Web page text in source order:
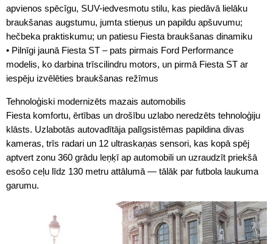
apvienos spēcīgu, SUV-iedvesmotu stilu, kas piedāvā lielāku
braukšanas augstumu, jumta stieņus un papildu apšuvumu;
hečbeka praktiskumu; un patiesu Fiesta braukšanas dinamiku
• Pilnīgi jaunā Fiesta ST – pats pirmais Ford Performance
modelis, ko darbina trīscilindru motors, un pirmā Fiesta ST ar
iespēju izvēlēties braukšanas režīmus
Tehnoloģiski modernizēts mazais automobilis
Fiesta komfortu, ērtības un drošību uzlabo neredzēts tehnoloģiju
klāsts. Uzlabotās autovadītāja palīgsistēmas papildina divas
kameras, trīs radari un 12 ultraskaņas sensori, kas kopā spēj
aptvert zonu 360 grādu leņķī ap automobili un uzraudzīt priekšā
esošo ceļu līdz 130 metru attālumā — tālāk par futbola laukuma
garumu.